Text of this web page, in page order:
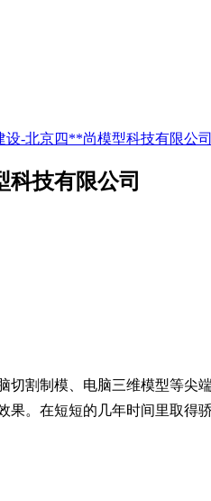
设-北京四**尚模型科技有限公司
技有限公司
切割制模、电脑三维模型等
。在短短的几年时间里取得